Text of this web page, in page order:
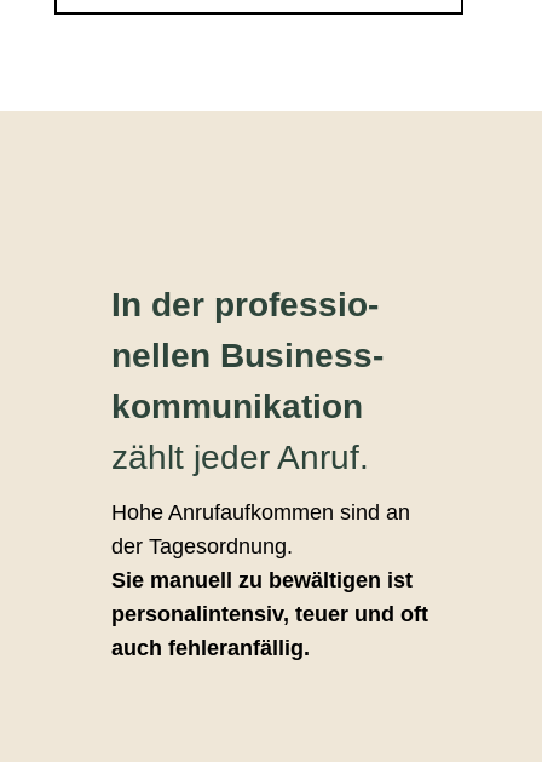
In der professio­
nellen Business­
kommunikation
zählt jeder Anruf.
Hohe Anrufaufkommen sind an
der Tagesordnung.
Sie manuell zu bewältigen ist
personalintensiv, teuer und oft
auch fehleranfällig.